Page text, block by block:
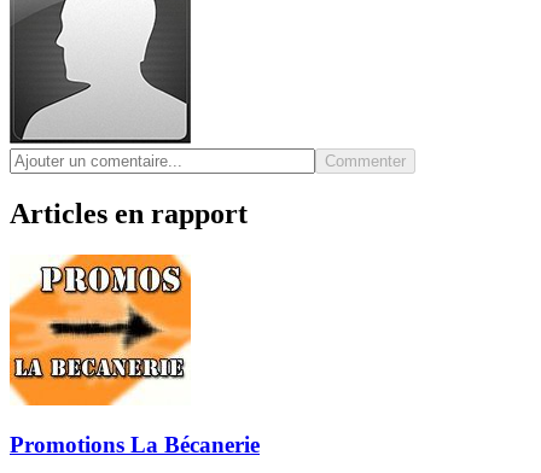
Commenter
Articles en rapport
Promotions La Bécanerie